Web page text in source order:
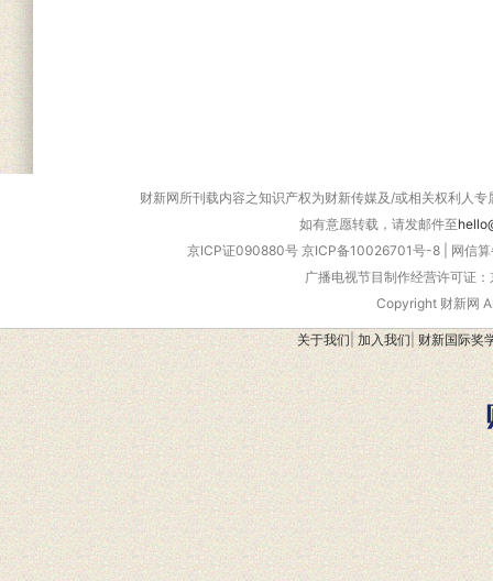
财新网所刊载内容之知识产权为财新传媒及/或相关权利人
如有意愿转载，请发邮件至
京ICP证090880号 京ICP备10026701号-8
网信
广播电视节目制作经营许可证
Copyright 财新网
关于我们 |加入我们 财新国际奖